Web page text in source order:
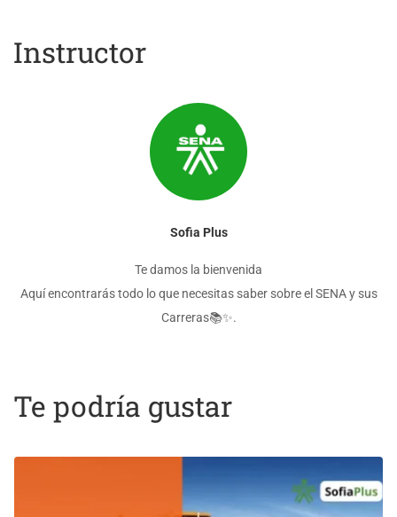
Instructor
Sofia Plus
Te damos la bienvenida
Aquí encontrarás todo lo que necesitas saber sobre el SENA y sus
Carreras📚✨.
Te podría gustar